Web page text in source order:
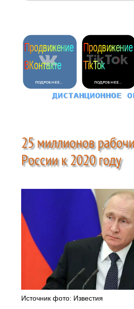
25 миллионов
России к 2020 году
Источник фото: Известия